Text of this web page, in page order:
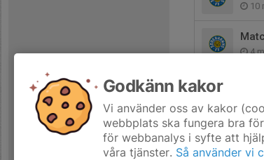
10
4
Godkänn kakor
Vi använder oss av kakor
webbplats ska fungera bra
för webbanalys i syfte att
våra tjänster. Så använder vi